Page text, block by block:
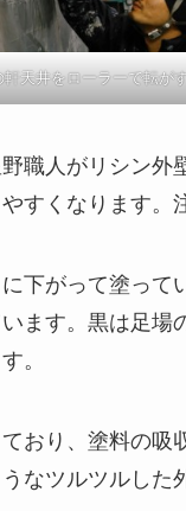
軒天井をローラーで転が
職人がリシン外
すくなります。
に下がって塗っ
ます。黒は足
。
おり、塗料の吸
なツルツルした